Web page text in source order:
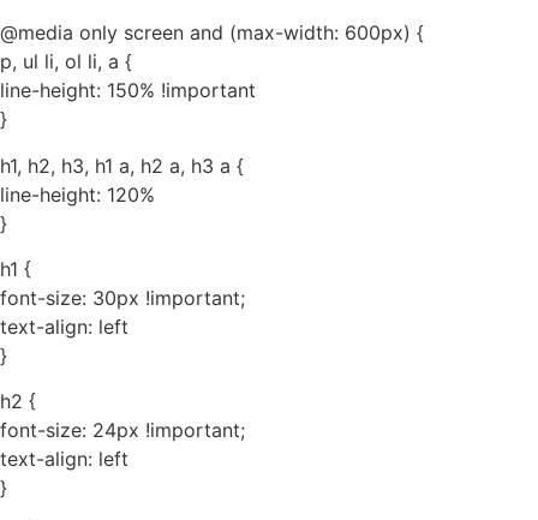
@media only screen and (max-width: 600px) {
p, ul li, ol li, a {
line-height: 150% !important
}
h1, h2, h3, h1 a, h2 a, h3 a {
line-height: 120%
}
h1 {
font-size: 30px !important;
text-align: left
}
h2 {
font-size: 24px !important;
text-align: left
}